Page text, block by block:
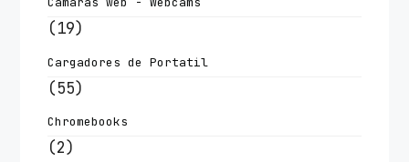
(19)
Cargadores de Portatil
(55)
Chromebooks
(2)